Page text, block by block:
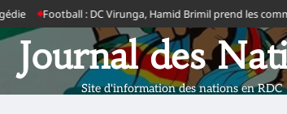
Football : DC Virunga, Hamid Brimil prend les
Journal des
Site d'information des nations en RDC